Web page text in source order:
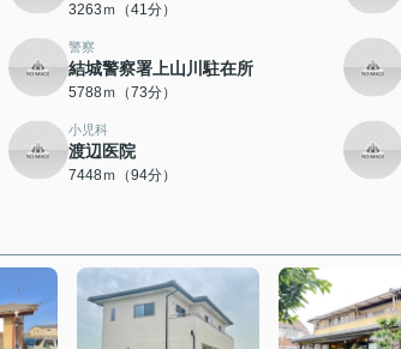
3263ｍ（41分）
警察
結城警察署上山川駐在所
5788ｍ（73分）
小児科
渡辺医院
7448ｍ（94分）